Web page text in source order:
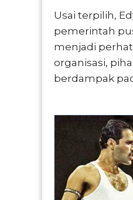
Usai terpilih,
pemerintah
menjadi
organisasi,
berdampak